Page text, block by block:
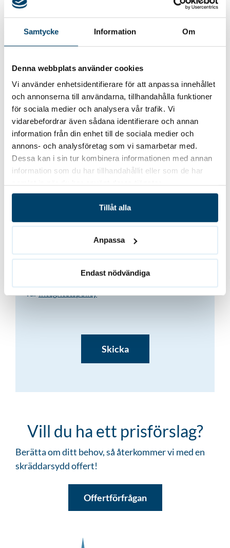
Samtycke Information Om
Denna webbplats använder cookies
Vi använder enhetsidentifierare för att anpassa innehållet
och annonserna till användarna, tillhandahålla funktioner
för sociala medier och analysera vår trafik. Vi
vidarebefordrar även sådana identifierare och annan
information från din enhet till de sociala medier och
annons- och analysföretag som vi samarbetar med.
Dessa kan i sin tur kombinera informationen med annan
information som du har tillhandahållit eller som de har
Tillåt alla
Anpassa
Endast nödvändiga
Vill du bli kontaktad?
Telefon (Obligatoriskt)
Vad vill du ha hjälp med?
Genom att skicka dina uppgifter samtycker du till
Vill du ha ett prisförslag?
Berätta om ditt behov, så återkommer vi med en
skräddarsydd offert!
Offertförfrågan